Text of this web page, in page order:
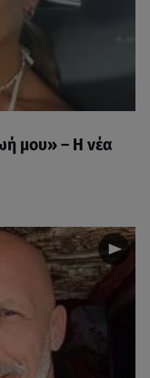
μου» – Η νέα